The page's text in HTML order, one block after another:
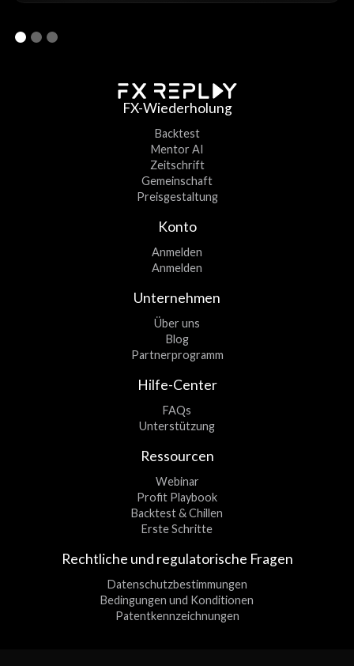
FX-Wiederholung
Backtest
Mentor AI
Zeitschrift
Gemeinschaft
Preisgestaltung
Konto
Anmelden
Anmelden
Unternehmen
Über uns
Blog
Partnerprogramm
Hilfe-Center
FAQs
Unterstützung
Ressourcen
Webinar
Profit Playbook
Backtest & Chillen
Erste Schritte
Rechtliche und regulatorische Fragen
Datenschutzbestimmungen
Bedingungen und Konditionen
Patentkennzeichnungen